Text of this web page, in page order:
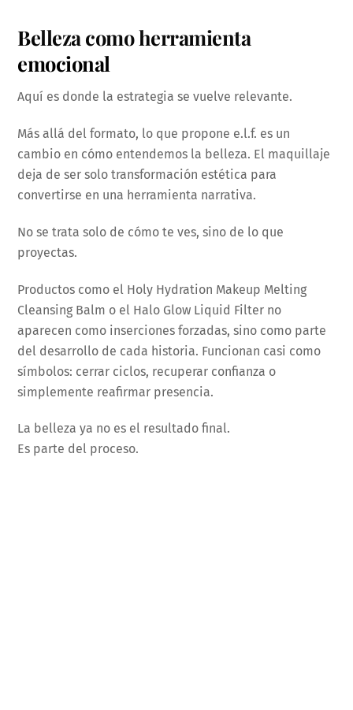
Belleza como herramienta
emocional
Aquí es donde la estrategia se vuelve relevante.
Más allá del formato, lo que propone e.l.f. es un
cambio en cómo entendemos la belleza. El maquillaje
deja de ser solo transformación estética para
convertirse en una herramienta narrativa.
No se trata solo de cómo te ves, sino de lo que
proyectas.
Productos como el Holy Hydration Makeup Melting
Cleansing Balm o el Halo Glow Liquid Filter no
aparecen como inserciones forzadas, sino como parte
del desarrollo de cada historia. Funcionan casi como
símbolos: cerrar ciclos, recuperar confianza o
simplemente reafirmar presencia.
La belleza ya no es el resultado final.
Es parte del proceso.